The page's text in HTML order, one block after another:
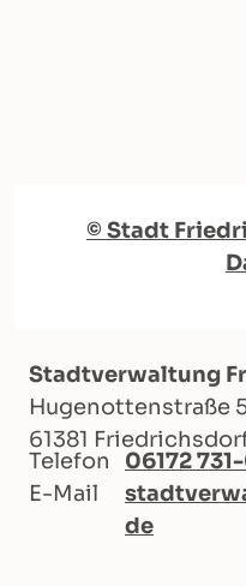
© Stadt
Stadtverwaltung
Hugenottenstraße
61381
Telefon
06172
E-Mail
de